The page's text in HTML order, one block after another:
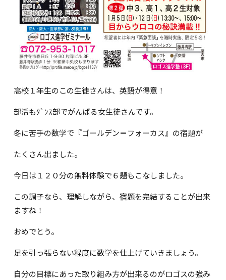
高校１年生のこの生徒さんは、英語が得意！
部活もﾀﾞﾝｽ部でがんばる女生徒さんです。
冬に苦手の数学で『ゴールデン＝フォーカス』の宿題が
たくさん出ました。
今日は１２０分の無料体験で６題もこなしました。
この調子なら、理解しながら、宿題を完結することが出来
ますね！
おめでとう。
足を引っ張らない程度に数学を仕上げていきましょう。
自分の目標にあった取り組み方が出来るのがロゴスの強み